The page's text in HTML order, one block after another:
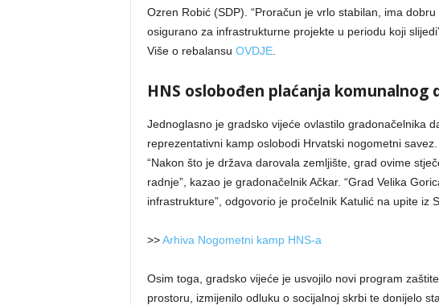
Ozren Robić (SDP). “Proračun je vrlo stabilan, ima
osigurano za infrastrukturne projekte u periodu koji
Više o rebalansu OVDJE.
HNS oslobođen plaćanja komunalnog
Jednoglasno je gradsko vijeće ovlastilo gradonačelnika
reprezentativni kamp oslobodi Hrvatski nogometni
“Nakon što je država darovala zemljište, grad ovime
radnje”, kazao je gradonačelnik Ačkar. “Grad Velika
infrastrukture”, odgovorio je pročelnik Katulić na upite iz
>>Arhiva Nogometni kamp HNS-a
Osim toga, gradsko vijeće je usvojilo novi program
prostoru, izmijenilo odluku o socijalnoj skrbi te donijelo